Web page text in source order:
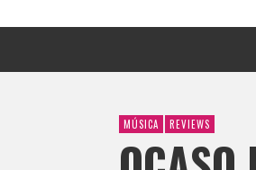
MÚSICA REVIEWS